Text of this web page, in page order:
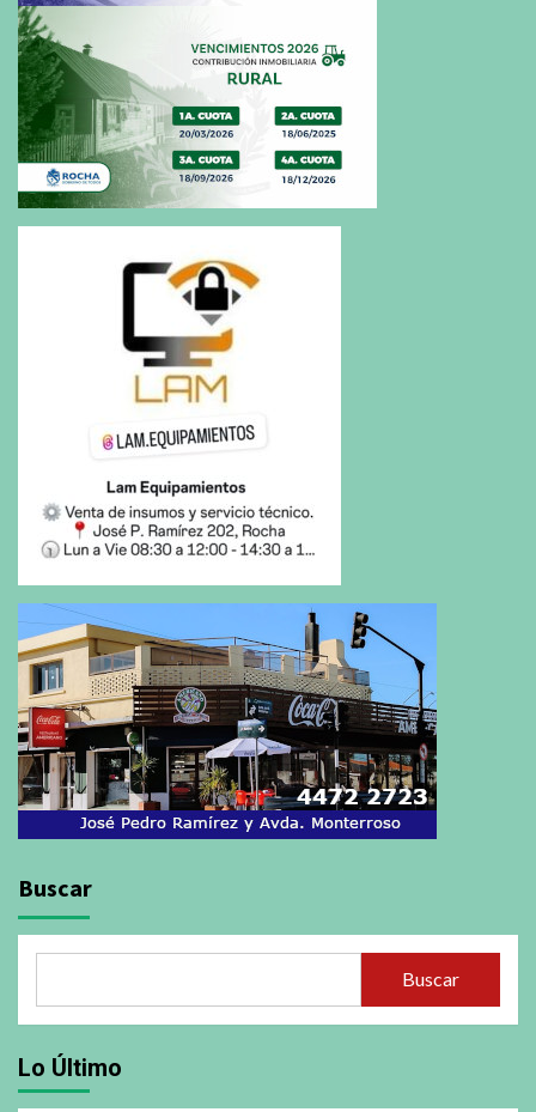
Buscar
Buscar
Lo Último